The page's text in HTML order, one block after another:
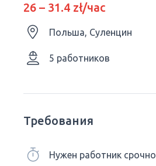
26 – 31.4 zł/час
Польша, Суленцин
5 работников
Требования
Нужен работник срочно